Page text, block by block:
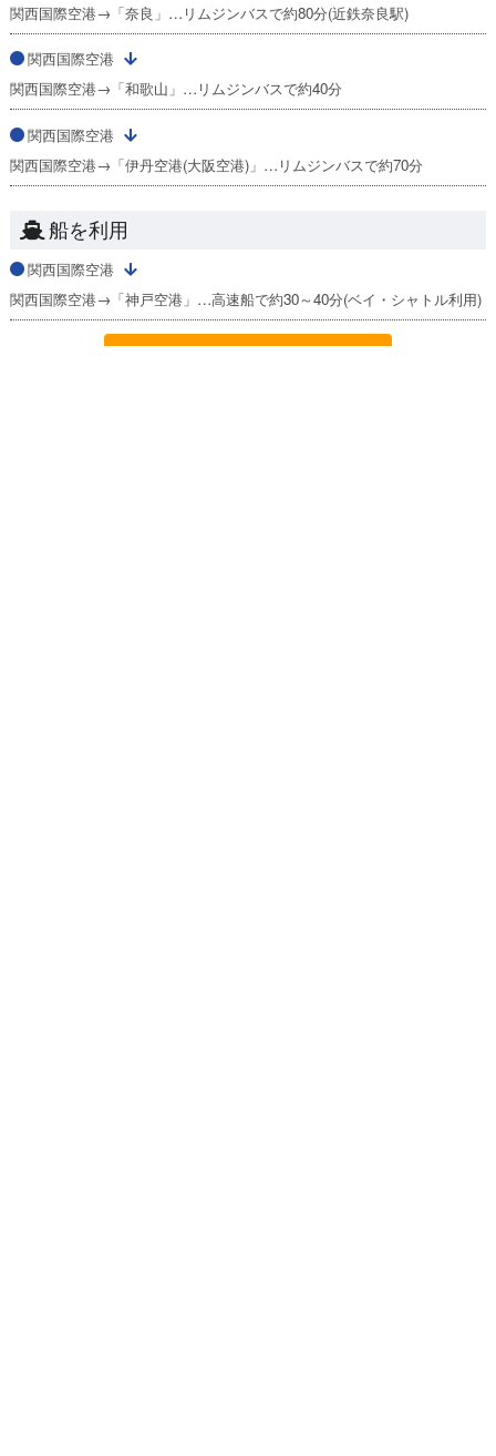
関西国際空港→「奈良」…リムジンバスで約80分(近鉄奈良駅)
関西国際空港
関西国際空港→「和歌山」…リムジンバスで約40分
関西国際空港
関西国際空港→「伊丹空港(大阪空港)」…リムジンバスで約70分
船を利用
関西国際空港
関西国際空港→「神戸空港」…高速船で約30～40分(ベイ・シャトル利用)